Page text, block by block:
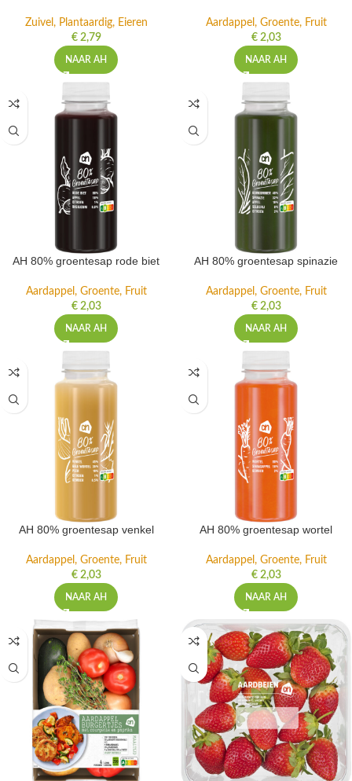
Zuivel, Plantaardig, Eieren
€2,79
NAAR AH
Aardappel, Groente, Fruit
€2,03
NAAR AH
AH 80% groentesap rode biet
Aardappel, Groente, Fruit
€2,03
NAAR AH
AH 80% groentesap spinazie
Aardappel, Groente, Fruit
€2,03
NAAR AH
AH 80% groentesap venkel
Aardappel, Groente, Fruit
€2,03
NAAR AH
AH 80% groentesap wortel
Aardappel, Groente, Fruit
€2,03
NAAR AH